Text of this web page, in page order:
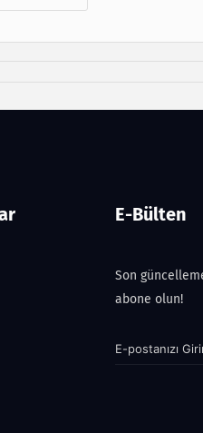
E-Bülten
Son
abone olun!